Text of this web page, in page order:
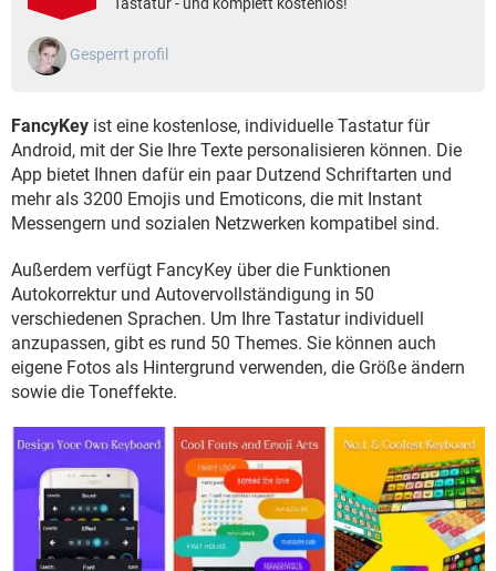
FACEBOOK HARDWARE
Gesperrt profil
FancyKey ist eine kostenlose, individuelle Tastatur für
Android, mit der Sie Ihre Texte personalisieren können. Die
App bietet Ihnen dafür ein paar Dutzend Schriftarten und
mehr als 3200 Emojis und Emoticons, die mit Instant
Messengern und sozialen Netzwerken kompatibel sind.
Außerdem verfügt FancyKey über die Funktionen
Autokorrektur und Autovervollständigung in 50
verschiedenen Sprachen. Um Ihre Tastatur individuell
anzupassen, gibt es rund 50 Themes. Sie können auch
eigene Fotos als Hintergrund verwenden, die Größe ändern
sowie die Toneffekte.